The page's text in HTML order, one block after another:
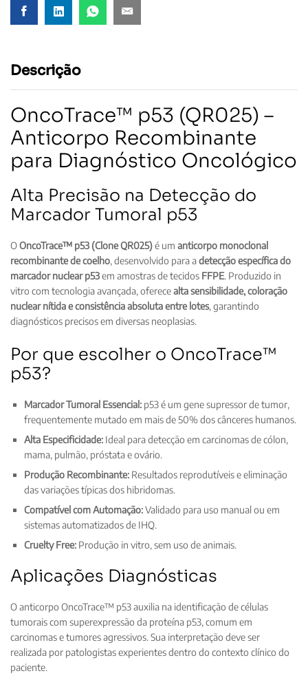
Descrição
OncoTrace™ p53 (QR025) –
Anticorpo Recombinante
para Diagnóstico Oncológico
Alta Precisão na Detecção do
Marcador Tumoral p53
OOncoTrace™ p53 (Clone QR025)é um anticorpo monoclonal
recombinante de coelho, desenvolvido para adetecção específica do
marcador nuclear p53em amostras de tecidos FFPE. Produzido in
vitro com tecnologia avançada, oferecealta sensibilidade, coloração
nuclear nítida e consistência absoluta entre lotes, garantindo
diagnósticos precisos em diversas neoplasias.
Por que escolher o OncoTrace™
p53?
Marcador Tumoral Essencial: p53 é um gene supressor de tumor,
frequentemente mutado em mais de 50% dos cânceres humanos.
Alta Especificidade: Ideal para detecção em carcinomas de cólon,
mama, pulmão, próstata e ovário.
Produção Recombinante: Resultados reprodutíveis e eliminação
das variações típicas dos hibridomas.
Compatível com Automação:Validado para uso manual ou em
sistemas automatizados de IHQ.
Cruelty Free: Produção in vitro, sem uso de animais.
Aplicações Diagnósticas
O anticorpo OncoTrace™ p53 auxilia na identificação de células
tumorais com superexpressão da proteína p53, comum em
carcinomas e tumores agressivos. Sua interpretação deve ser
realizada por patologistas experientes dentro do contexto clínico do
paciente.